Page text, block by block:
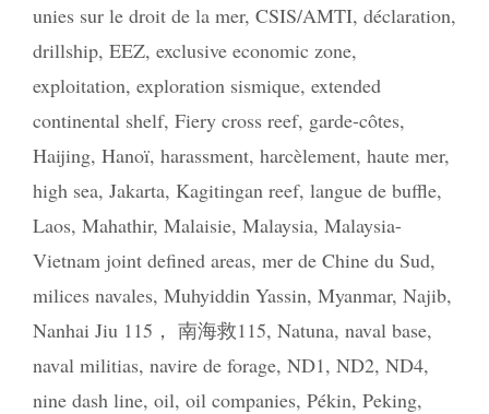
unies sur le droit de la mer, CSIS/AMTI, déclaration,
drillship, EEZ, exclusive economic zone,
exploitation, exploration sismique, extended
continental shelf, Fiery cross reef, garde-côtes,
Haijing, Hanoï, harassment, harcèlement, haute mer,
high sea, Jakarta, Kagitingan reef, langue de buffle,
Laos, Mahathir, Malaisie, Malaysia, Malaysia-
Vietnam joint defined areas, mer de Chine du Sud,
milices navales, Muhyiddin Yassin, Myanmar, Najib,
Nanhai Jiu 115， 南海救115, Natuna, naval base,
naval militias, navire de forage, ND1, ND2, ND4,
nine dash line, oil, oil companies, Pékin, Peking,